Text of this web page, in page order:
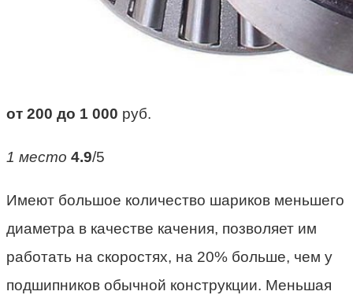
от 200 до 1 000 руб.
1 место 4.9/5
Имеют большое количество шариков меньшего
диаметра в качестве качения, позволяет им
работать на скоростях, на 20% больше, чем у
подшипников обычной конструкции. Меньшая